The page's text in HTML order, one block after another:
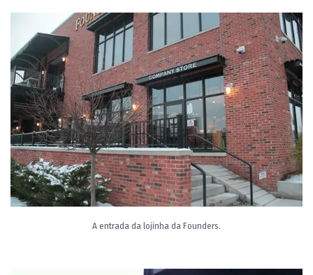
A entrada da lojinha da Founders.